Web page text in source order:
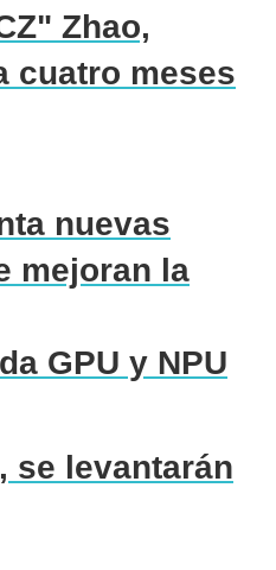
Zhao,
cuatro meses
nuevas
mejoran la
GPU y NPU
se levantarán